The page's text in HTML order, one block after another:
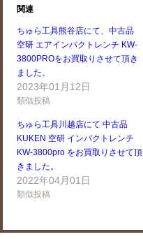
関連
ちゅら工具熊谷店にて、中古品
空研 エアインパクトレンチ KW-
3800PROをお買取りさせて頂き
ました。
2023年01月12日
類似投稿
ちゅら工具川越店にて 中古品
KUKEN 空研 インパクトレンチ
KW-3800pro をお買取りさせて頂
きました。
2022年04月01日
類似投稿